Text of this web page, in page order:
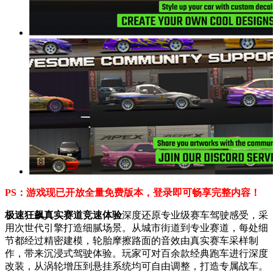
PS：游戏现已开放全量免费版本，登录即可畅享完整内容！
极速狂飙真实赛道竞速体验深度还原专业级赛车驾驶感受，采
用次世代引擎打造细腻场景。从城市街道到专业赛道，每处细
节都经过精密建模，轮胎摩擦路面的音效由真实赛车采样制
作，带来沉浸式驾驶体验。玩家可对百余款经典跑车进行深度
改装，从涡轮增压到悬挂系统均可自由调整，打造专属战车。